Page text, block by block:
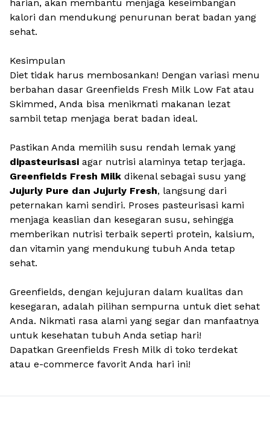
harian, akan membantu menjaga keseimbangan
kalori dan mendukung penurunan berat badan yang
sehat.
Kesimpulan
Diet tidak harus membosankan! Dengan variasi menu
berbahan dasar Greenfields Fresh Milk Low Fat atau
Skimmed, Anda bisa menikmati makanan lezat
sambil tetap menjaga berat badan ideal.
Pastikan Anda memilih susu rendah lemak yang
dipasteurisasi agar nutrisi alaminya tetap terjaga.
Greenfields Fresh Milk dikenal sebagai susu yang
Jujurly Pure dan Jujurly Fresh, langsung dari
peternakan kami sendiri. Proses pasteurisasi kami
menjaga keaslian dan kesegaran susu, sehingga
memberikan nutrisi terbaik seperti protein, kalsium,
dan vitamin yang mendukung tubuh Anda tetap
sehat.
Greenfields, dengan kejujuran dalam kualitas dan
kesegaran, adalah pilihan sempurna untuk diet sehat
Anda. Nikmati rasa alami yang segar dan manfaatnya
untuk kesehatan tubuh Anda setiap hari!
Dapatkan Greenfields Fresh Milk di toko terdekat
atau e-commerce favorit Anda hari ini!